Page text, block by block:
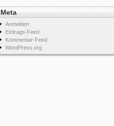
Meta
Anmelden
Eintrags-Feed
Kommentar-Feed
WordPress.org